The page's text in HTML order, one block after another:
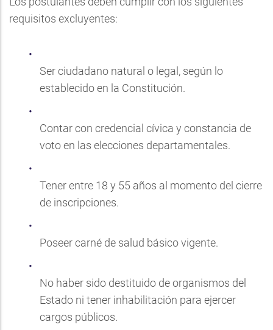
requisitos excluyentes:
Ser ciudadano natural o legal, según lo
establecido en la Constitución.
Contar con credencial cívica y constancia de
voto en las elecciones departamentales.
Tener entre 18 y 55 años al momento del cierre
de inscripciones.
Poseer carné de salud básico vigente.
No haber sido destituido de organismos del
Estado ni tener inhabilitación para ejercer
cargos públicos.